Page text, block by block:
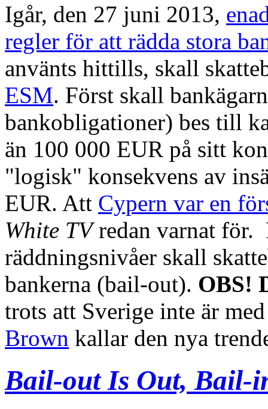
Igår, den 27 juni 2013,
regler för att rädda stora
använts hittills, skall
ESM. Först skall
bankobligationer) bes till
än 100 000 EUR på sitt
"logisk" konsekvens av
EUR. Att Cypern var en
White TVredan varnat för.
räddningsnivåer skall
bankerna (bail-out). OBS!
trots att Sverige inte är
Brown kallar den nya
Bail-out Is Out, Bail-